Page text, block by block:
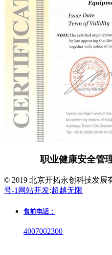
职业健康安全管
© 2019 北京开拓永创科技发展
号-1 网站开发:超越无限
售前电话：
4007002300